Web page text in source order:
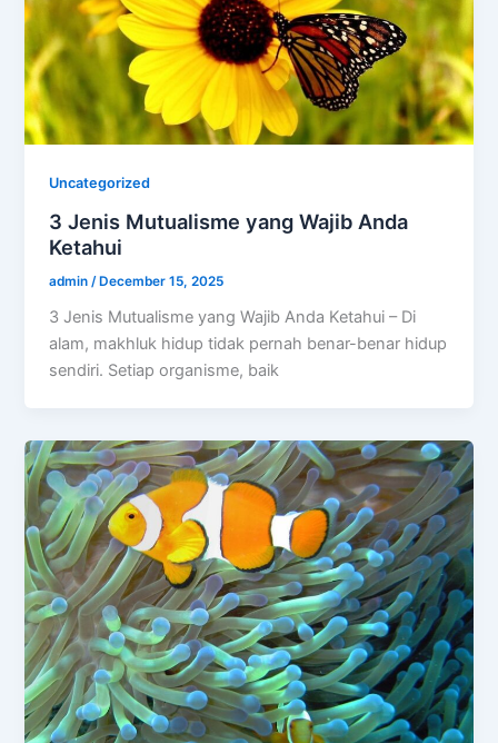
Uncategorized
3 Jenis Mutualisme yang Wajib Anda
Ketahui
admin /December 15, 2025
3 Jenis Mutualisme yang Wajib Anda Ketahui – Di
alam, makhluk hidup tidak pernah benar-benar hidup
sendiri. Setiap organisme, baik